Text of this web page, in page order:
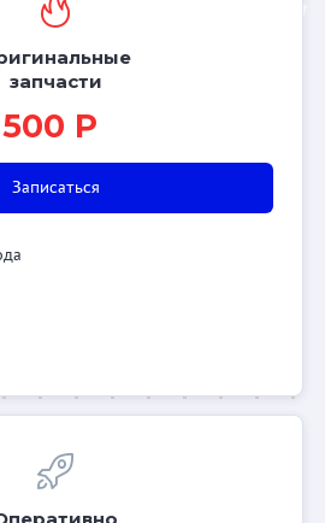
запчасти
500 Р
Записаться